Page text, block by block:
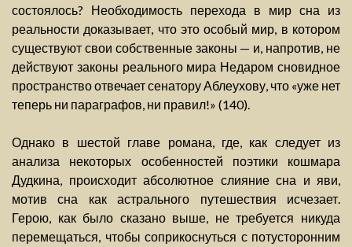
состоялось? Необходимость перехода в мир сна из
реальности доказывает, что это особый мир, в котором
существуют свои собственные законы — и, напротив, не
действуют законы реального мира Недаром сновидное
пространство отвечает сенатору Аблеухову, что «уже нет
теперь ни параграфов, ни правил!» (140).
Однако в шестой главе романа, где, как следует из
анализа некоторых особенностей поэтики кошмара
Дудкина, происходит абсолютное слияние сна и яви,
мотив сна как астрального путешествия исчезает.
Герою, как было сказано выше, не требуется никуда
перемещаться, чтобы соприкоснуться с потусторонним